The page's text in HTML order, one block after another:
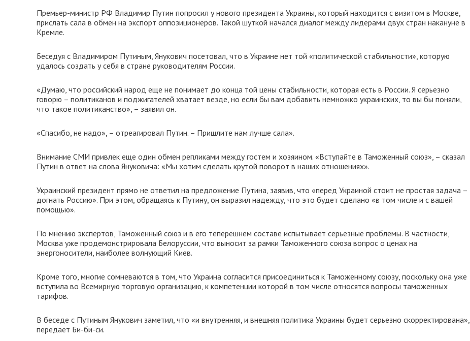
Премьер-министр РФ Владимир Путин попросил у нового президента Украины, который находится с визитом в Москве,
прислать сала в обмен на экспорт оппозиционеров. Такой шуткой начался диалог между лидерами двух стран накануне в
Кремле.
Беседуя с Владимиром Путиным, Янукович посетовал, что в Украине нет той «политической стабильности», которую
удалось создать у себя в стране руководителям России.
«Думаю, что российский народ еще не понимает до конца той цены стабильности, которая есть в России. Я серьезно
говорю – политиканов и поджигателей хватает везде, но если бы вам добавить немножко украинских, то вы бы поняли,
что такое политиканство», – заявил он.
«Спасибо, не надо», – отреагировал Путин. – Пришлите нам лучше сала».
Внимание СМИ привлек еще один обмен репликами между гостем и хозяином. «Вступайте в Таможенный союз», – сказал
Путин в ответ на слова Януковича: «Мы хотим сделать крутой поворот в наших отношениях».
Украинский президент прямо не ответил на предложение Путина, заявив, что «перед Украиной стоит не простая задача –
догнать Россию». При этом, обращаясь к Путину, он выразил надежду, что это будет сделано «в том числе и с вашей
помощью».
По мнению экспертов, Таможенный союз и в его теперешнем составе испытывает серьезные проблемы. В частности,
Москва уже продемонстрировала Белоруссии, что выносит за рамки Таможенного союза вопрос о ценах на
энергоносители, наиболее волнующий Киев.
Кроме того, многие сомневаются в том, что Украина согласится присоединиться к Таможенному союзу, поскольку она уже
вступила во Всемирную торговую организацию, к компетенции которой в том числе относятся вопросы таможенных
тарифов.
В беседе с Путиным Янукович заметил, что «и внутренняя, и внешняя политика Украины будет серьезно скорректирована»,
передает Би-би-си.